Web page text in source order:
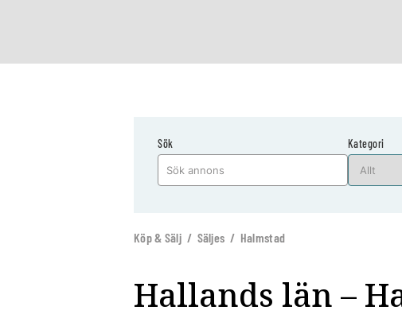
Sök
Kategori
Köp & Sälj / Säljes / Halmstad
Hallands län –